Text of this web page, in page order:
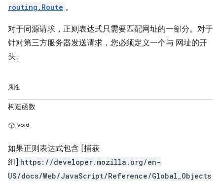
routing.Route 。
对于同源请求，正则表达式只需要匹配网址的一部分。对于
针对第三方服务器发送请求，您必须定义一个与 网址的开
头。
属性
构造函数
void
如果正则表达式包含 [捕获
组] https://developer.mozilla.org/en-
US/docs/Web/JavaScript/Reference/Global_Objects